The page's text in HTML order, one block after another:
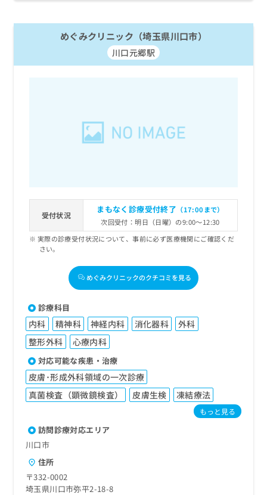
めぐみクリニック（埼玉県川口市）
川口元郷駅
受付状況
まもなく診療受付終了 （17:00まで）
次回受付：明日（日曜）の9:00～12:30
実際の診療受付状況について、事前に必ず医療機関にご確認くだ
さい。
めぐみクリニックのクチコミを見る
診療科目
内科 精神科 神経内科 消化器科
外科
整形外科
心療内科
対応可能な疾患・治療
皮膚･形成外科領域の一次診療
真菌検査（顕微鏡検査）
皮膚生検 凍結療法
もっと見る
訪問診療対応エリア
川口市
住所
〒332-0002
埼玉県川口市弥平2-18-8